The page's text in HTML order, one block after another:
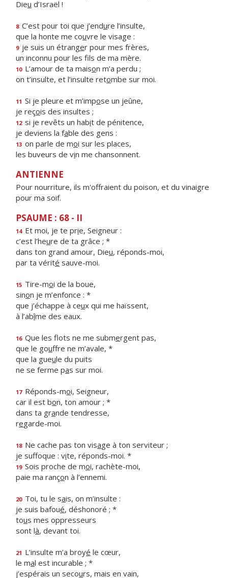
Dieu d’Israël !
8 C’est pour toi que j’endure l’insulte,
que la honte me couvre le visage :
9 je suis un étranger pour mes frères,
un inconnu pour les fls de ma mère.
10 L’amour de ta maison m’a perdu ;
on t’insulte, et l’insulte retombe sur moi.
11 Si je pleure et m’impose un jeûne,
je reçois des insultes ;
12 si je revêts un habit de pénitence,
je deviens la fable des gens :
13 on parle de moi sur les places,
les buveurs de vin me chansonnent.
ANTIENNE
Pour nourriture, ils m'offraient du poison, et du vinaigre
pour ma soif.
PSAUME : 68 - II
14 Et moi, je te prie, Seigneur :
c’est l’heure de ta grâce ; *
dans ton grand amour, Dieu, réponds-moi,
par ta vérité sauve-moi.
15 Tire-moi de la boue,
sinon je m’enfonce : *
que j’échappe à ceux qui me haïssent,
à l’abîme des eaux.
16 Que les flots ne me submergent pas,
que le gouffre ne m’avale, *
que la gueule du puits
ne se ferme pas sur moi.
17 Réponds-moi, Seigneur,
car il est bon, ton amour ; *
dans ta grande tendresse,
regarde-moi.
18 Ne cache pas ton visage à ton serviteur ;
je suffoque : vite, réponds-moi. *
19 Sois proche de moi, rachète-moi,
paie ma rançon à l’ennemi.
20 Toi, tu le sais, on m’insulte :
je suis bafoué, déshonoré ; *
tous mes oppresseurs
sont là, devant toi.
21 L’insulte m’a broyé le cœur,
le mal est incurable ; *
j’espérais un secours, mais en vain,